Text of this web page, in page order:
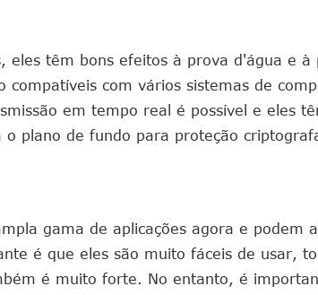
eles têm bons efeitos à prova d'água e à
com vários sistemas de
em tempo real é possível e eles
plano de fundo para proteção
gama de aplicações agora e podem
é que eles são muito fáceis de usar,
é muito forte. No entanto, é